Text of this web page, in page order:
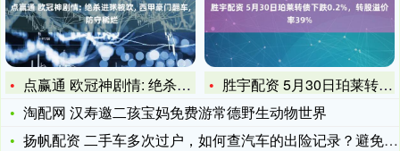
点赢通 欧冠神剧情: 绝杀进球被吹, 西甲豪门翻车, 防守稀
胜宇配资 5月30日珀莱转债下跌0.2%，转股溢价率39%
淘配网 汉寿邀二孩宝妈免费游常德野生动物世界
扬帆配资 二手车多次过户，如何查汽车的出险记录？避免遗漏重大